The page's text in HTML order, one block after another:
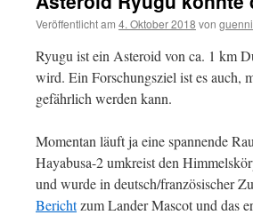
Veröffentlicht am 4. Oktober 2018 von guenni
Ryugu ist ein Asteroid von ca. 1 km
wird. Ein Forschungsziel ist es auch,
gefährlich werden kann.
Momentan läuft ja eine spannende
Hayabusa-2 umkreist den
und wurde in deutsch/französischer
Berichtzum Lander Mascot und das